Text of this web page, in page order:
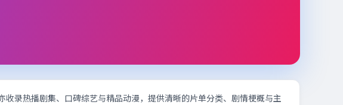
录热播剧集、口碑综艺与精品动漫，提供清晰的片单分类、剧情梗概与主